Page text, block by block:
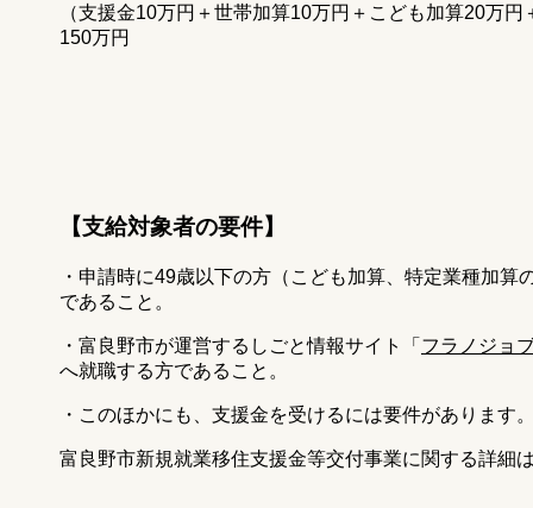
（支援金10万円＋世帯加算10万円＋こども加算20万
150万円
【支給対象者の要件】
・申請時に49歳以下の方（こども加算、特定業種加算
であること。
・富良野市が運営するしごと情報サイト「 フラノジョ
へ就職する方であること。
・このほかにも、支援金を受けるには要件があります
富良野市新規就業移住支援金等交付事業に関する詳細